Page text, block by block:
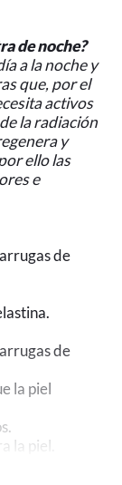
de noche?
a la noche y
que, por el
activos
la radiación
y
ello las
e
de
de
la piel
la piel.